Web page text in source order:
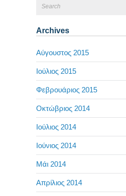
Archives
Αύγουστος 2015
Ιούλιος 2015
Φεβρουάριος 2015
Οκτώβριος 2014
Ιούλιος 2014
Ιούνιος 2014
Μάι 2014
Απρίλιος 2014